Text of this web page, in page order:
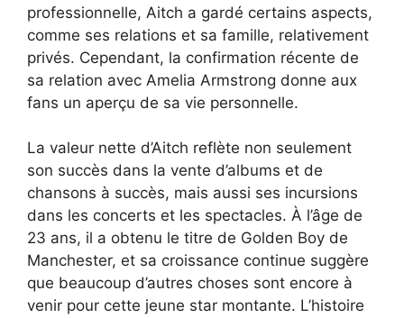
professionnelle, Aitch a gardé certains aspects,
comme ses relations et sa famille, relativement
privés. Cependant, la confirmation récente de
sa relation avec Amelia Armstrong donne aux
fans un aperçu de sa vie personnelle.
La valeur nette d’Aitch reflète non seulement
son succès dans la vente d’albums et de
chansons à succès, mais aussi ses incursions
dans les concerts et les spectacles. À l’âge de
23 ans, il a obtenu le titre de Golden Boy de
Manchester, et sa croissance continue suggère
que beaucoup d’autres choses sont encore à
venir pour cette jeune star montante. L’histoire